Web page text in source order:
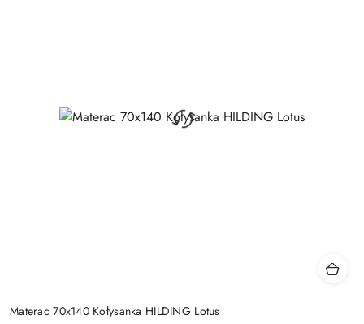
Materac 70x140 Kołysanka HILDING Lotus